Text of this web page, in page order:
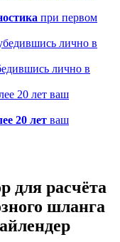
при первом
лично в
20 лет ваш
для расчёта
шланга